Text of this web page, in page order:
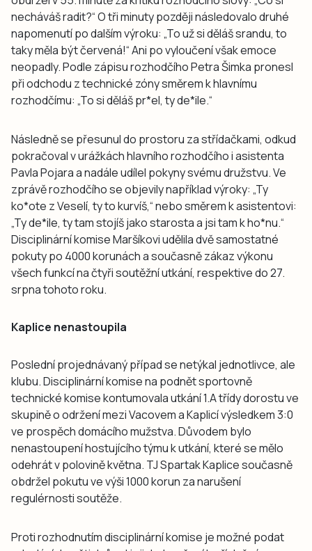
necháváš radit?“ O tři minuty později následovalo druhé
napomenutí po dalším výroku: „To už si děláš srandu, to
taky měla být červená!“ Ani po vyloučení však emoce
neopadly. Podle zápisu rozhodčího Petra Šimka pronesl
při odchodu z technické zóny směrem k hlavnímu
rozhodčímu: „To si děláš pr*el, ty de*ile.“
Následně se přesunul do prostoru za střídačkami, odkud
pokračoval v urážkách hlavního rozhodčího i asistenta
Pavla Pojara a nadále udílel pokyny svému družstvu. Ve
zprávě rozhodčího se objevily například výroky: „Ty
ko*ote z Veselí, ty to kurvíš,“ nebo směrem k asistentovi:
„Ty de*ile, ty tam stojíš jako starosta a jsi tam k ho*nu.“
Disciplinární komise Maršíkovi udělila dvě samostatné
pokuty po 4000 korunách a současně zákaz výkonu
všech funkcí na čtyři soutěžní utkání, respektive do 27.
srpna tohoto roku.
Kaplice nenastoupila
Poslední projednávaný případ se netýkal jednotlivce, ale
klubu. Disciplinární komise na podnět sportovně
technické komise kontumovala utkání 1.A třídy dorostu ve
skupině o održení mezi Vacovem a Kaplicí výsledkem 3:0
ve prospěch domácího mužstva. Důvodem bylo
nenastoupení hostujícího týmu k utkání, které se mělo
odehrát v polovině května. TJ Spartak Kaplice současně
obdržel pokutu ve výši 1000 korun za narušení
regulérnosti soutěže.
Proti rozhodnutím disciplinární komise je možné podat